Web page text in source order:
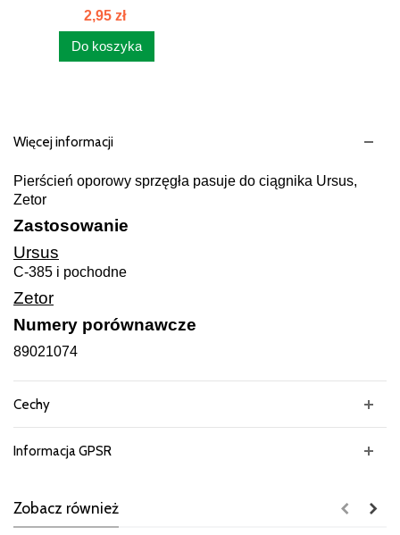
2012030160
2,95 zł
Do koszyka
Więcej informacji
Pierścień oporowy sprzęgła pasuje do ciągnika Ursus,
Zetor
Zastosowanie
Ursus
C-385 i pochodne
Zetor
Numery porównawcze
89021074
Cechy
Informacja GPSR
Zobacz również